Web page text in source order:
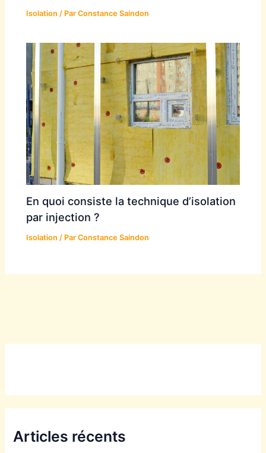
Isolation / ParConstance Saindon
En quoi consiste la technique d’isolation
par injection ?
Isolation / ParConstance Saindon
Articles récents